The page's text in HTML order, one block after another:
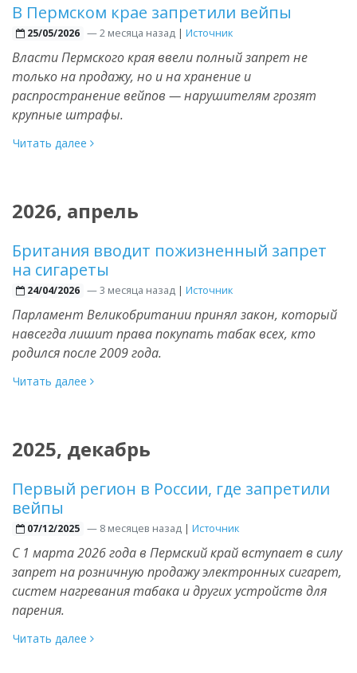
В Пермском крае запретили вейпы
25/05/2026 —2 месяца назад | Источник
Власти Пермского края ввели полный запрет не
только на продажу, но и на хранение и
распространение вейпов — нарушителям грозят
крупные штрафы.
Читать далее
2026, апрель
Британия вводит пожизненный запрет
на сигареты
24/04/2026 —3 месяца назад | Источник
Парламент Великобритании принял закон, который
навсегда лишит права покупать табак всех, кто
родился после 2009 года.
Читать далее
2025, декабрь
Первый регион в России, где запретили
вейпы
07/12/2025 —8 месяцев назад | Источник
С 1 марта 2026 года в Пермский край вступает в силу
запрет на розничную продажу электронных сигарет,
систем нагревания табака и других устройств для
парения.
Читать далее